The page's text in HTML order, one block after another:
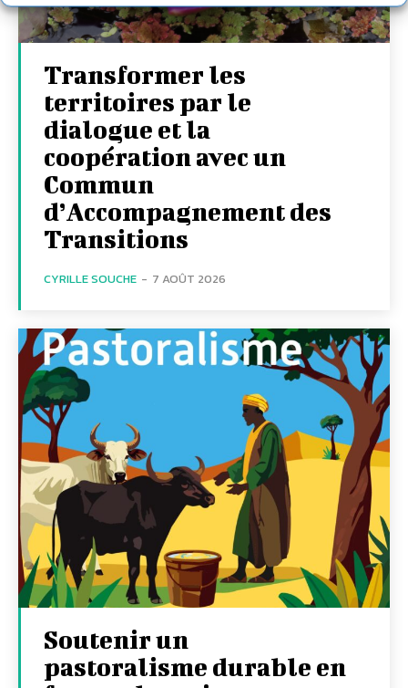
Transformer les
territoires par le
dialogue et la
coopération avec un
Commun
d’Accompagnement des
Transitions
CYRILLE SOUCHE - 7 AOÛT 2026
Soutenir un
pastoralisme durable en